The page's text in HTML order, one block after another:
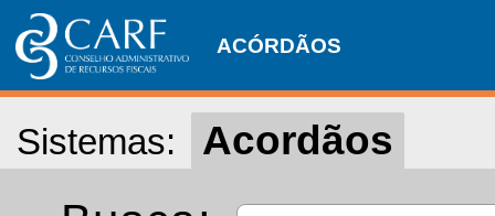
ACÓRDÃOS
Sistemas: Acordãos